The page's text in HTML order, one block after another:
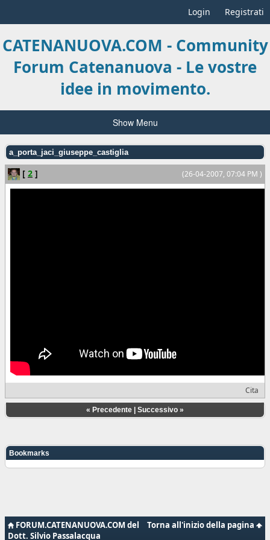
Login Registrati
CATENANUOVA.COM - Community
Forum Catenanuova - Le vostre
idee in movimento.
Show Menu
a_porta_jaci_giuseppe_castiglia
(26-04-2007, 07:04 PM )
[ 2 ]
Cita
« Precedente Successivo »
Bookmarks
Torna all'inizio della pagina
FORUM.CATENANUOVA.COM del
Dott. Silvio Passalacqua